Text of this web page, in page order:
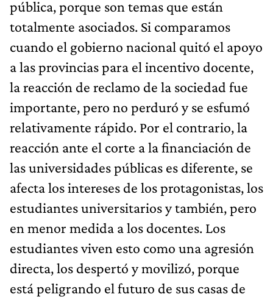
pública, porque son temas que están
totalmente asociados. Si comparamos
cuando el gobierno nacional quitó el apoyo
a las provincias para el incentivo docente,
la reacción de reclamo de la sociedad fue
importante, pero no perduró y se esfumó
relativamente rápido. Por el contrario, la
reacción ante el corte a la financiación de
las universidades públicas es diferente, se
afecta los intereses de los protagonistas, los
estudiantes universitarios y también, pero
en menor medida a los docentes. Los
estudiantes viven esto como una agresión
directa, los despertó y movilizó, porque
está peligrando el futuro de sus casas de